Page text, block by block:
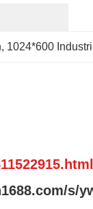
, 1024*600
s/